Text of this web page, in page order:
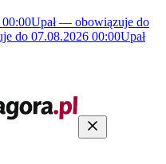
Upał — obowiązuje do
do 07.08.2026 00:00Upał